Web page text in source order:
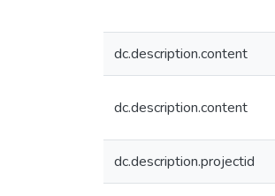
dc.description.content
dc.description.content
dc.description.projectid